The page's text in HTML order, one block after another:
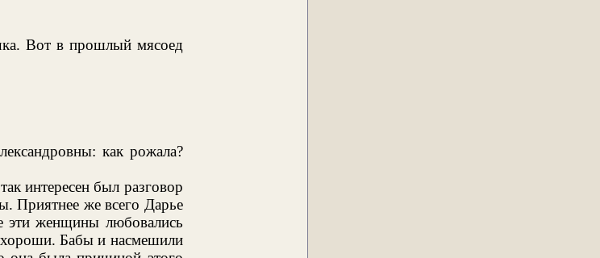
Вот в прошлый мясоед
как рожала?
интересен был разговор
Приятнее же всего Дарье
эти женщины любовались
хороши. Бабы и насмешили